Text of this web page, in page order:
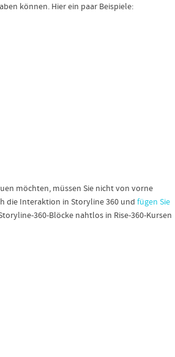
können. Hier ein paar Beispiele:
möchten, müssen Sie nicht von vorne
die Interaktion in Storyline 360 und fügen Sie
360-Blöcke nahtlos in Rise-360-Kursen